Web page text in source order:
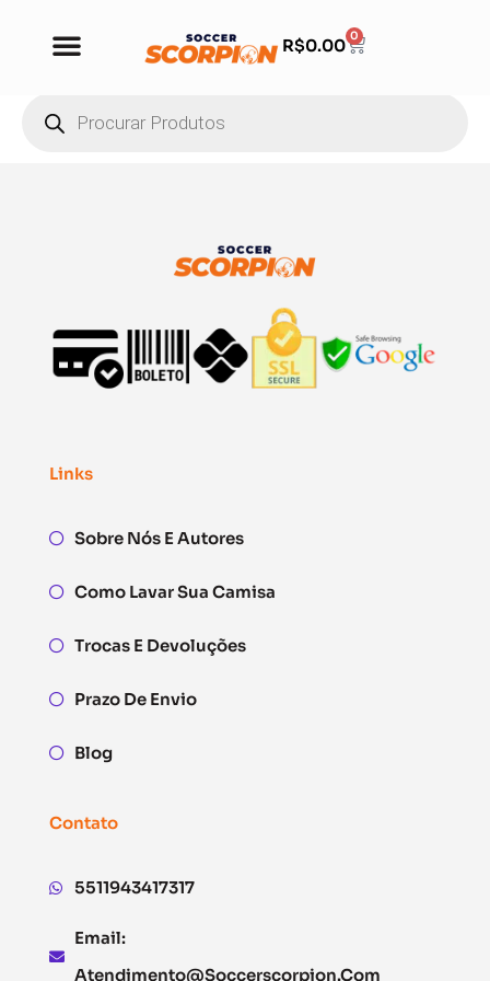
R$0.00 0
Links
Sobre Nós E Autores
Como Lavar Sua Camisa
Trocas E Devoluções
Prazo De Envio
Blog
Contato
5511943417317
Email:
Atendimento@soccerscorpion.com